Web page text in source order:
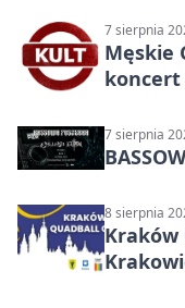
7 sierpnia
Męskie
7 sierpnia
8 sierpnia
Kraków